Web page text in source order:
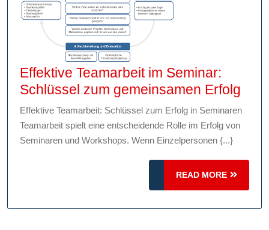
Effektive Teamarbeit im Seminar:
Schlüssel zum gemeinsamen Erfolg
Effektive Teamarbeit: Schlüssel zum Erfolg in Seminaren
Teamarbeit spielt eine entscheidende Rolle im Erfolg von
Seminaren und Workshops. Wenn Einzelpersonen {...}
READ MORE
READ
MORE